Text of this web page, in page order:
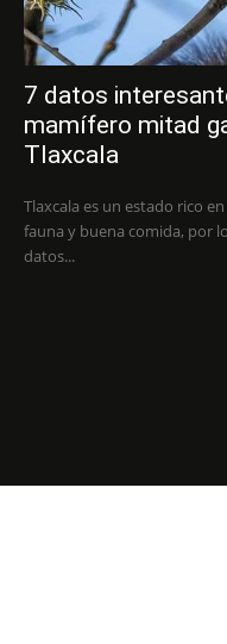
7 datos
mamífero mitad
Tlaxcala
Tlaxcala es un estado rico
fauna y buena comida, por
datos...